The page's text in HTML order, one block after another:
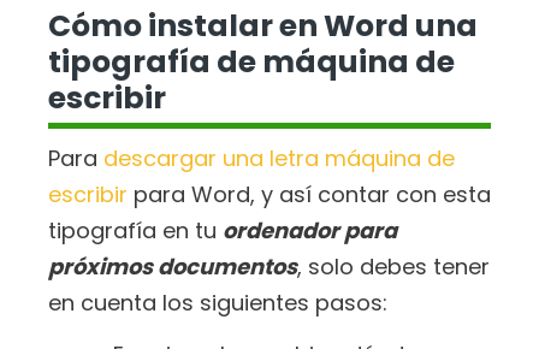
Cómo instalar en Word una
tipografía de máquina de
escribir
Para descargar una letra máquina de
escribir para Word, y así contar con esta
tipografía en tu ordenador para
próximos documentos, solo debes tener
en cuenta los siguientes pasos: